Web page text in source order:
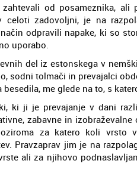
od posameznika,
zadovoljni, je na
odpravili napake, ki so
uporabo.
del iz estonskega v
sodni tolmači in prevajalci
me glede na to, s
ki ji je prevajanje v dani
zabavne in izobraževalne
za katero koli vrsto
Pravzaprav jim je na
ali za njihovo